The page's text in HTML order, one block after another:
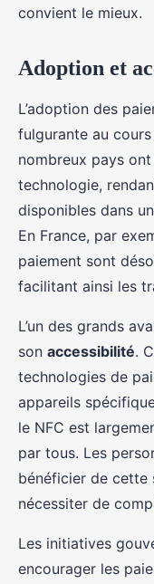
convient le mieux.
Adoption et
L’adoption des
fulgurante au
nombreux pays
technologie,
disponibles dans
En France, par
paiement sont
facilitant ainsi les
L’un des grands
son accessibilité.
technologies de
appareils
le NFC est
par tous. Les
bénéficier de cette
nécessiter de
Les initiatives
encourager les